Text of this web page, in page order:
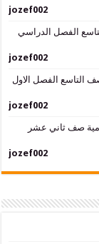
الدراسي
الاول
عشر